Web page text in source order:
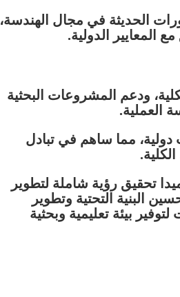
الحديثة في مجال الهندسة،
الدولية.
ودعم المشروعات البحثية
العملية.
مما ساهم في تبادل
تحقيق رؤية شاملة لتطوير
البنية التحتية وتطوير
بيئة تعليمية وبحثية